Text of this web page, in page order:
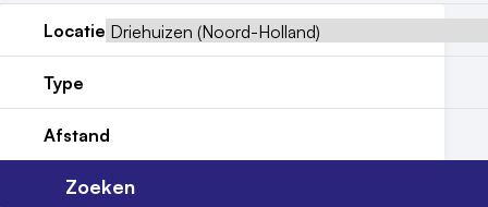
Vraag locatie aan
Locatie
Type
Afstand
Zoeken